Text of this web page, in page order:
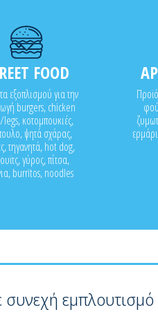
FOOD
εξοπλισμού για την
burgers, chicken
κοτομπουκιές,
ψητά σχάρας,
τηγανητά, hot dog,
γύρος, πίτσα,
burritos, noodles
συνεχή